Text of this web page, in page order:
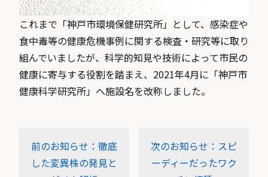
これまで「神戸市環境保健研究所」として、感染症や
食中毒等の健康危機事例に関する検査・研究等に取り
組んでいましたが、科学的知見や技術によって市民の
健康に寄与する役割を踏まえ、2021年4月に「神戸市
健康科学研究所」へ施設名を改称しました。
前のお知らせ：徹底
した変異株の発見と
次のお知らせ：スピ
ーディーだったワク